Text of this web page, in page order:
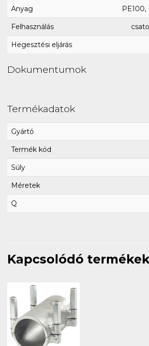
Anyag
Felhasználás
Hegesztési eljárás
Dokumentumok
Termékadatok
Gyártó
Termék kód
Súly
Méretek
Q
Kapcsolódó